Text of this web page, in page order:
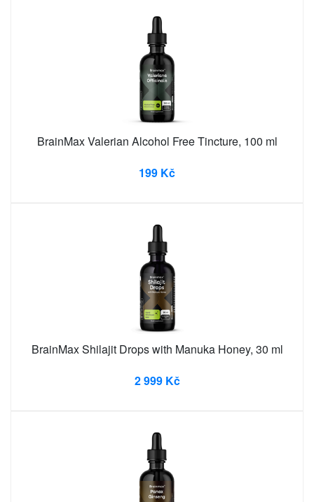
BrainMax Valerian Alcohol Free Tincture, 100 ml
199 Kč
BrainMax Shilajit Drops with Manuka Honey, 30 ml
2 999 Kč